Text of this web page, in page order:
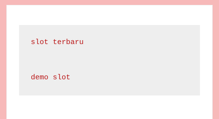
slot terbaru
demo slot